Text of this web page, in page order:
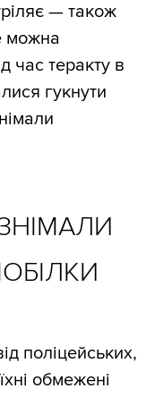
— також
можна
час теракту в
гукнути
поліцейських,
обмежені